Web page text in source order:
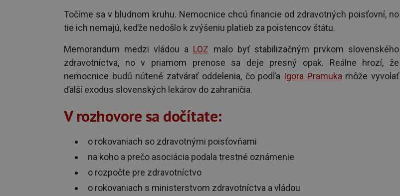
Točíme sa v bludnom kruhu. Nemocnice chcú financie od zdravotných poisťovní, no
tie ich nemajú, keďže nedošlo k zvýšeniu platieb za poistencov štátu.
Memorandum medzi vládou a LOZ malo byť stabilizačným prvkom slovenského
zdravotníctva, no v priamom prenose sa deje presný opak. Reálne hrozí, že
nemocnice budú nútené zatvárať oddelenia, čo podľa Igora Pramuka môže vyvolať
ďalší exodus slovenských lekárov do zahraničia.
V rozhovore sa dočítate:
o rokovaniach so zdravotnými poisťovňami
na koho a prečo asociácia podala trestné oznámenie
o rozpočte pre zdravotníctvo
o rokovaniach s ministerstvom zdravotníctva a vládou